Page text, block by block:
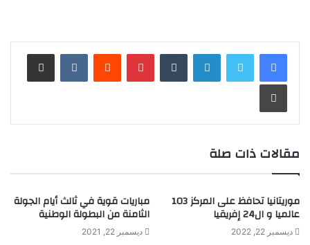
لينكدإن بينتيريست مشاركة عبر البريد
طباعة
مقالات ذات صلة
موريتانيا تحافظ على المركز 103
عالميا و ال24 إفريقيا
ديسمبر 22, 2022
مباريات قوية في ثالث أيام الجولة
الثامنة من البطولة الوطنية
ديسمبر 22, 2021